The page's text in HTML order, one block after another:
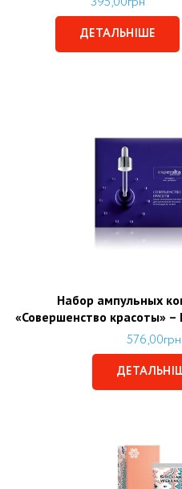
ДЕТАЛЬНІШЕ
Набор ампульных
«Совершенство красоты»
576,00грн